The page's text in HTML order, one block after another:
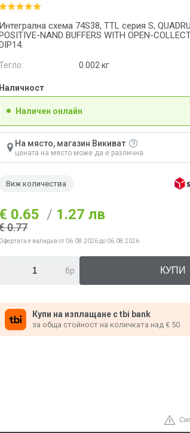
Интегрална схема 74S38, TTL серия S,
NAND BUFFERS WITH OPEN-
0.002 кг
Наличност
Наличен онлайн
На място, магазин Викиват
цената на място може да е различна
Виж количества
€ 0.65 / 1.27 лв
0.77
Офертата е валидна от 06.08.2026 до 06.08.2026
бр.
Купи на изплащане с tbi bank
за обща стойност на количката над € 50